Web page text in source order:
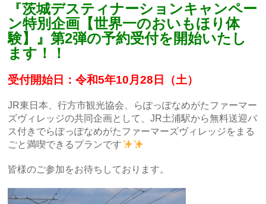
『茨城デスティナーションキャンペー
ン特別企画【世界一のおいもほり体
験】』第2弾の予約受付を開始いたし
ます！！
受付開始日：令和5年10月28日（土）
JR東日本、行方市観光協会、らぽっぽなめがたファーマー
ズヴィレッジの共同企画として、JR土浦駅から無料送迎バ
ス付きでらぽっぽなめがたファーマーズヴィレッジをまる
ごと満喫できるプランです
皆様のご参加をお待ちしております。